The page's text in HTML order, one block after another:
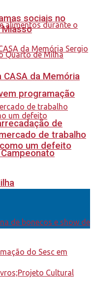
programação
de
sociais no
Miasso
CASA da Memória
de trabalho
um defeito
Cultural